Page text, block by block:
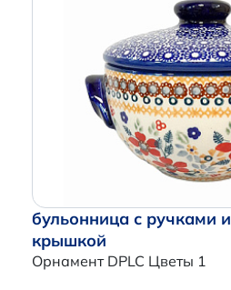
бульонница с ручками и
крышкой
Орнамент DPLC Цветы 1